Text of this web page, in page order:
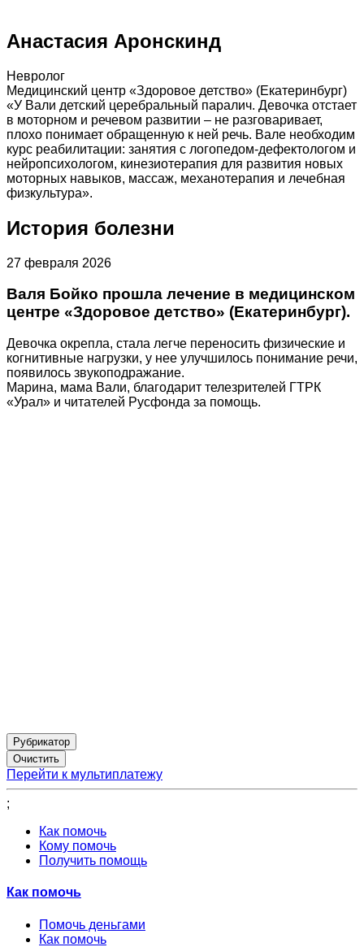
Анастасия Аронскинд
Невролог
Медицинский центр «Здоровое детство» (Екатеринбург)
«У Вали детский церебральный паралич. Девочка отстает
в моторном и речевом развитии – не разговаривает,
плохо понимает обращенную к ней речь. Вале необходим
курс реабилитации: занятия с логопедом-дефектологом и
нейропсихологом, кинезиотерапия для развития новых
моторных навыков, массаж, механотерапия и лечебная
физкультура».
История болезни
27 февраля 2026
Валя Бойко прошла лечение в медицинском
центре «Здоровое детство» (Екатеринбург).
Девочка окрепла, стала легче переносить физические и
когнитивные нагрузки, у нее улучшилось понимание речи,
появилось звукоподражание.
Марина, мама Вали, благодарит телезрителей ГТРК
«Урал» и читателей Русфонда за помощь.
Рубрикатор
Перейти к мультиплатежу
;
Как помочь
Кому помочь
Получить помощь
Как помочь
Помочь деньгами
Как помочь